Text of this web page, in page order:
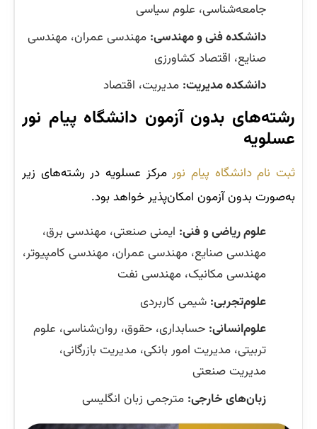
جامعه‌شناسی، علوم سیاسی
دانشکده فنی و مهندسی: مهندسی عمران، مهندسی
صنایع، اقتصاد کشاورزی
دانشکده مدیریت: مدیریت، اقتصاد
رشته‌های بدون آزمون دانشگاه پیام نور
عسلویه
ثبت نام دانشگاه پیام نورمرکز عسلویه در رشته‌های زیر
به‌صورت بدون آزمون امکان‌پذیر خواهد بود.
علوم ریاضی و فنی: ایمنی صنعتی، مهندسی برق،
مهندسی صنایع، مهندسی عمران، مهندسی کامپیوتر،
مهندسی مکانیک، مهندسی نفت
علوم‌تجربی: شیمی کاربردی
علوم‌انسانی: حسابداری، حقوق، روان‌شناسی، علوم
تربیتی، مدیریت امور بانکی، مدیریت بازرگانی،
مدیریت صنعتی
زبان‌های خارجی: مترجمی زبان انگلیسی